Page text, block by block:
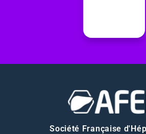
Société Française